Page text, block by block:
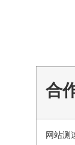
合
网站测